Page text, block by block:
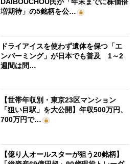
DAIBOUCHOU氏が「年末までに株価倍
増期待」の5銘柄を公…
ドライアイスを使わず遺体を保つ「エ
ンバーミング」が日本でも普及 1～2
週間は問…
【世帯年収別・東京23区マンション
「狙い目駅」を大公開】年収500万円、
700万円で…
【億り人オールスターが狙う20銘柄】